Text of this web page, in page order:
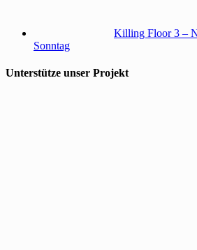
Killing Floor 3 –
Sonntag
Unterstütze unser Projekt